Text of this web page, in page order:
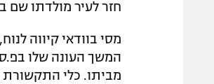
חזר לעיר מולדתו שם
מסי בוודאי קיווה
המשך העונה שלו
מביתו. כלי